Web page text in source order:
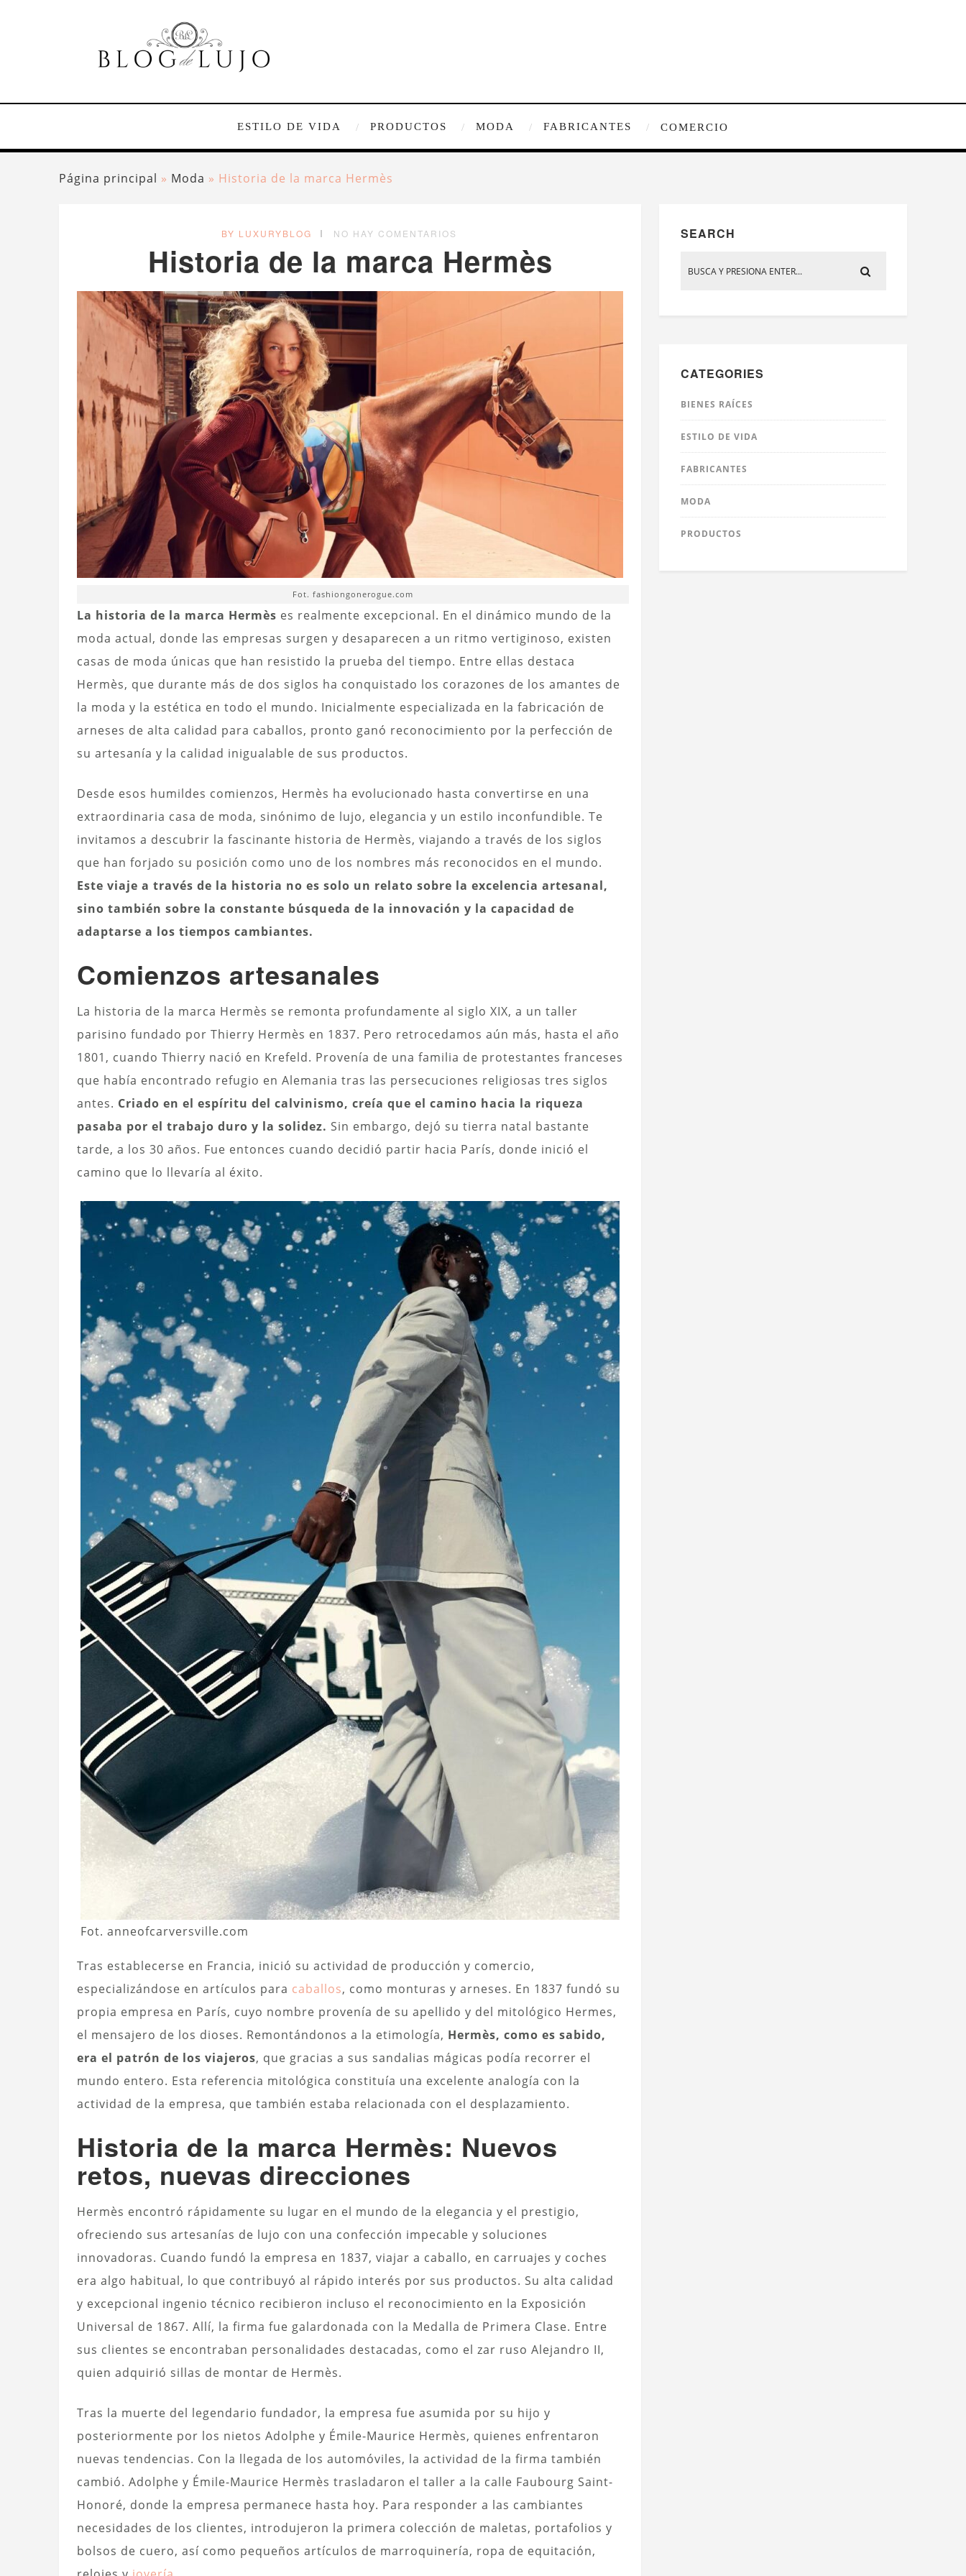
ESTILO DE VIDA PRODUCTOS MODA FABRICANTES COMERCIO
Página principal » Moda » Historia de la marca Hermès
BY LUXURYBLOG NO HAY COMENTARIOS
Historia de la marca Hermès
Fot. fashiongonerogue.com
La historia de la marca Hermès es realmente excepcional. En el dinámico mundo de la
moda actual, donde las empresas surgen y desaparecen a un ritmo vertiginoso, existen
casas de moda únicas que han resistido la prueba del tiempo. Entre ellas destaca
Hermès, que durante más de dos siglos ha conquistado los corazones de los amantes de
la moda y la estética en todo el mundo. Inicialmente especializada en la fabricación de
arneses de alta calidad para caballos, pronto ganó reconocimiento por la perfección de
su artesanía y la calidad inigualable de sus productos.
Desde esos humildes comienzos, Hermès ha evolucionado hasta convertirse en una
extraordinaria casa de moda, sinónimo de lujo, elegancia y un estilo inconfundible. Te
invitamos a descubrir la fascinante historia de Hermès, viajando a través de los siglos
que han forjado su posición como uno de los nombres más reconocidos en el mundo.
Este viaje a través de la historia no es solo un relato sobre la excelencia artesanal,
sino también sobre la constante búsqueda de la innovación y la capacidad de
adaptarse a los tiempos cambiantes.
Comienzos artesanales
La historia de la marca Hermès se remonta profundamente al siglo XIX, a un taller
parisino fundado por Thierry Hermès en 1837. Pero retrocedamos aún más, hasta el año
1801, cuando Thierry nació en Krefeld. Provenía de una familia de protestantes franceses
que había encontrado refugio en Alemania tras las persecuciones religiosas tres siglos
antes. Criado en el espíritu del calvinismo, creía que el camino hacia la riqueza
pasaba por el trabajo duro y la solidez. Sin embargo, dejó su tierra natal bastante
tarde, a los 30 años. Fue entonces cuando decidió partir hacia París, donde inició el
camino que lo llevaría al éxito.
Fot. anneofcarversville.com
Tras establecerse en Francia, inició su actividad de producción y comercio,
especializándose en artículos para caballos, como monturas y arneses. En 1837 fundó su
propia empresa en París, cuyo nombre provenía de su apellido y del mitológico Hermes,
el mensajero de los dioses. Remontándonos a la etimología, Hermès, como es sabido,
era el patrón de los viajeros, que gracias a sus sandalias mágicas podía recorrer el
mundo entero. Esta referencia mitológica constituía una excelente analogía con la
actividad de la empresa, que también estaba relacionada con el desplazamiento.
Historia de la marca Hermès: Nuevos
retos, nuevas direcciones
Hermès encontró rápidamente su lugar en el mundo de la elegancia y el prestigio,
ofreciendo sus artesanías de lujo con una confección impecable y soluciones
innovadoras. Cuando fundó la empresa en 1837, viajar a caballo, en carruajes y coches
era algo habitual, lo que contribuyó al rápido interés por sus productos. Su alta calidad
y excepcional ingenio técnico recibieron incluso el reconocimiento en la Exposición
Universal de 1867. Allí, la firma fue galardonada con la Medalla de Primera Clase. Entre
sus clientes se encontraban personalidades destacadas, como el zar ruso Alejandro II,
quien adquirió sillas de montar de Hermès.
Tras la muerte del legendario fundador, la empresa fue asumida por su hijo y
posteriormente por los nietos Adolphe y Émile-Maurice Hermès, quienes enfrentaron
nuevas tendencias. Con la llegada de los automóviles, la actividad de la firma también
cambió. Adolphe y Émile-Maurice Hermès trasladaron el taller a la calle Faubourg Saint-
Honoré, donde la empresa permanece hasta hoy. Para responder a las cambiantes
necesidades de los clientes, introdujeron la primera colección de maletas, portafolios y
bolsos de cuero, así como pequeños artículos de marroquinería, ropa de equitación,
SEARCH
CATEGORIES
BIENES RAÍCES
ESTILO DE VIDA
FABRICANTES
MODA
PRODUCTOS